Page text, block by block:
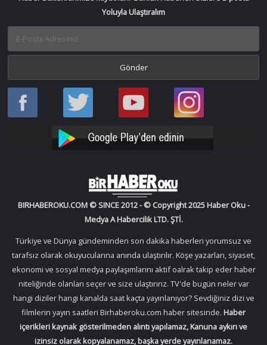
Yoluyla Ulaştıralım
Haber
Oku
Haber
Oku
Bir
Haber
YouTube
Bir
Haber
Instagram
BIRHABEROKU.COM © SINCE 2012 - © Copyright 2025 Haber Oku -
Medya A Habercilik LTD. ŞTİ.
Türkiye ve Dünya gündeminden son dakika haberleri yorumsuz ve
tarafsız olarak okuyucularına anında ulaştırılır. Köşe yazarları, siyaset,
ekonomi ve sosyal medya paylaşımlarını aktif oalrak takip eder haber
niteliğinde olanları seçer ve size ulaştırırız. TV'de bugün neler var
hangi diziler hangi kanalda saat kaçta yayınlanıyor? Sevdiğiniz dizi ve
filmlerin yayın saatleri Birhaberoku.com haber sitesinde. Haber
içerikleri kaynak gösterilmeden alıntı yapılamaz, Kanuna aykırı ve
izinsiz olarak kopyalanamaz, başka yerde yayınlanamaz.